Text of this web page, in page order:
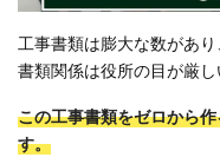
工事書類は膨大な数があり
書類関係は役所の目が厳し
この工事書類をゼロから
す。